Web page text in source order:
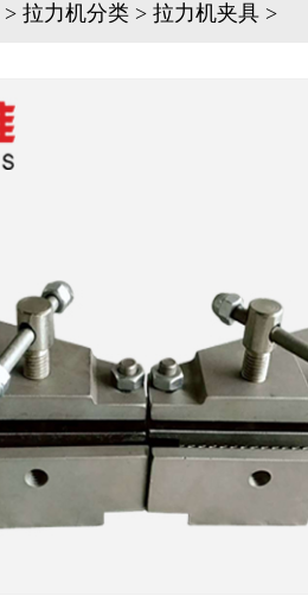
> 拉力机分类 > 拉力机夹具 >